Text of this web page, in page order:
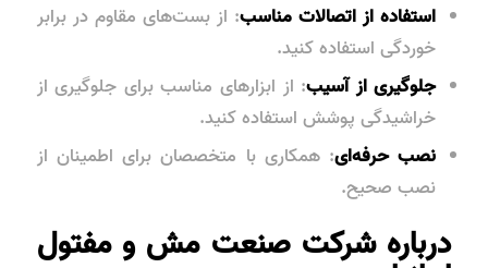
استفاده از اتصالات مناسب: از بست‌های مقاوم در برابر
خوردگی استفاده کنید.
جلوگیری از آسیب: از ابزارهای مناسب برای جلوگیری از
خراشیدگی پوشش استفاده کنید.
نصب حرفه‌ای: همکاری با متخصصان برای اطمینان از
نصب صحیح.
درباره شرکت صنعت مش و مفتول